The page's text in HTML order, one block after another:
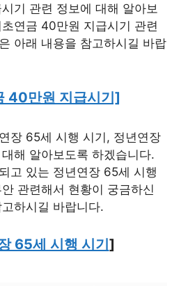
기 관련 정보에 대해 알아보
연금 40만원 지급시기 관련
아래 내용을 참고하시길 바랍
40만원 지급시기]
장 65세 시행 시기, 정년연장
해 알아보도록 하겠습니다.
고 있는 정년연장 65세 시행
관련해서 현황이 궁금하신
하시길 바랍니다.
65세 시행 시기]